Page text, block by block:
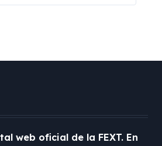
web oficial de la FEXT. En